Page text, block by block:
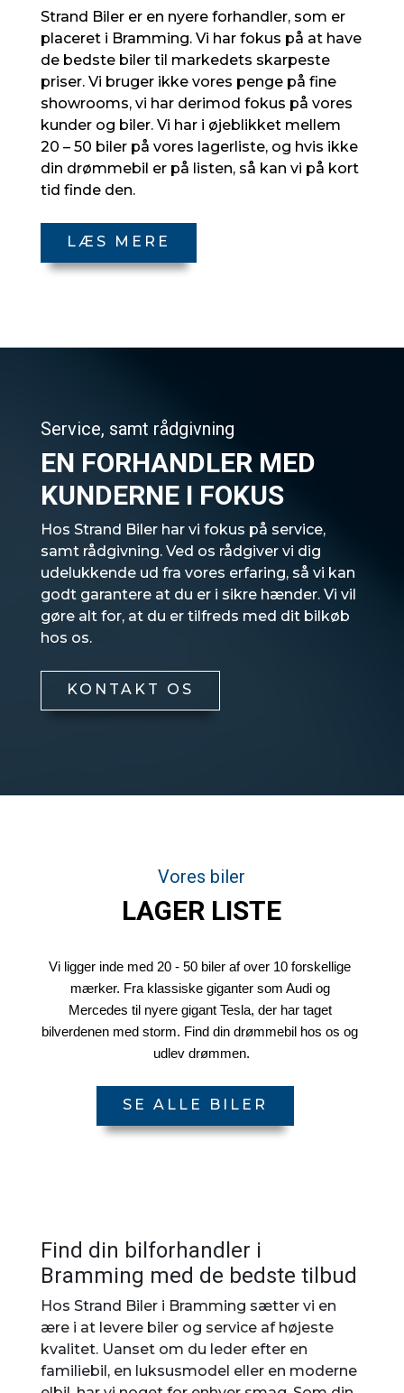
Strand Biler er en nyere forhandler, som er
placeret i Bramming. Vi har fokus på at have
de bedste biler til markedets skarpeste
priser. Vi bruger ikke vores penge på fine
showrooms, vi har derimod fokus på vores
kunder og biler. Vi har i øjeblikket mellem
20 – 50 biler på vores lagerliste, og hvis ikke
din drømmebil er på listen, så kan vi på kort
tid finde den.
LÆS MERE
Service, samt rådgivning
EN FORHANDLER MED
KUNDERNE I FOKUS
Hos Strand Biler har vi fokus på service,
samt rådgivning. Ved os rådgiver vi dig
udelukkende ud fra vores erfaring, så vi kan
godt garantere at du er i sikre hænder. Vi vil
gøre alt for, at du er tilfreds med dit bilkøb
hos os.
KONTAKT OS
Vores biler
LAGER LISTE
Vi ligger inde med 20 - 50 biler af over 10 forskellige
mærker. Fra klassiske giganter som Audi og
Mercedes til nyere gigant Tesla, der har taget
bilverdenen med storm. Find din drømmebil hos os og
udlev drømmen.
SE ALLE BILER
Find din bilforhandler i
Bramming med de bedste tilbud
Hos Strand Biler i Bramming sætter vi en
ære i at levere biler og service af højeste
kvalitet. Uanset om du leder efter en
familiebil, en luksusmodel eller en moderne